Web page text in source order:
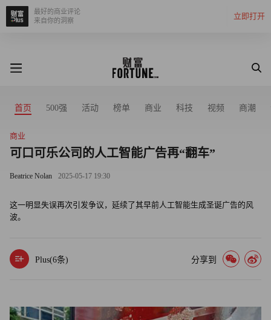
立即打开
最好的商业评论
来自你的洞察
首页 500强 活动 榜单 商业 科技 视频 商潮
商业
可口可乐公司的人工智能广告再“翻车”
Beatrice Nolan 2025-05-17 19:30
这一明显失误再次引发争议，延续了其早前人工智能生成圣诞广告的风
波。
Plus(6条) 分享到